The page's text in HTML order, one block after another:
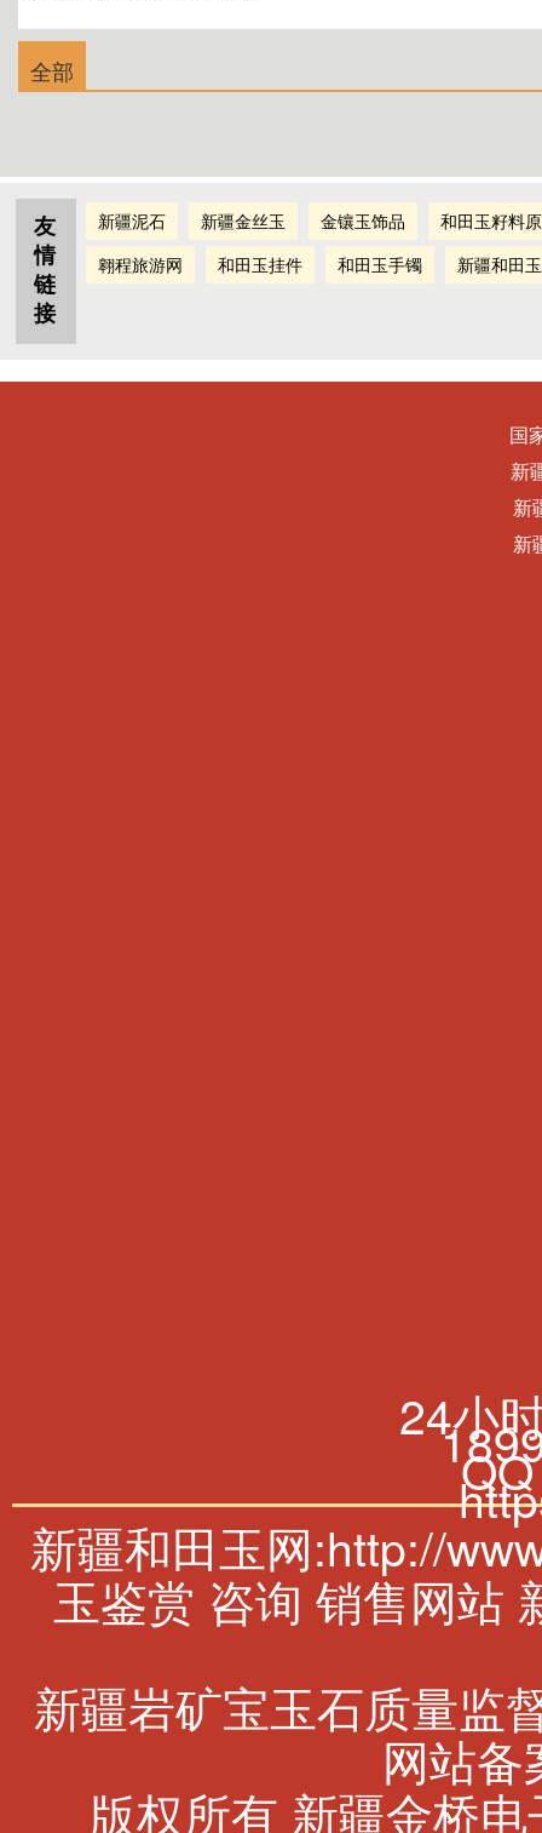
全部
友
情
链
接
新疆泥石 新疆金丝玉 金镶玉饰品
和田玉籽料
翱程旅游网
和田玉挂件 和田玉手镯 新疆和田玉
国
新
新
新
24小
新疆和田玉网:http://
玉鉴赏 咨询 销售网站
新疆岩矿宝玉石质量监
网站
版权所有 新疆金桥